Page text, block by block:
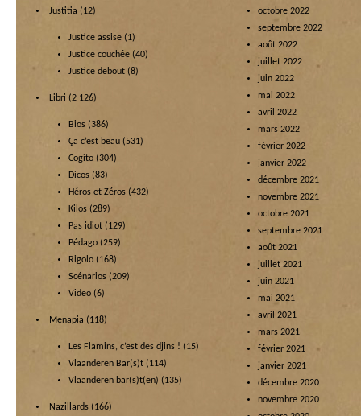
Justitia (12)
Justice assise (1)
Justice couchée (40)
Justice debout (8)
Libri (2 126)
Bios (386)
Ça c’est beau (531)
Cogito (304)
Dicos (83)
Héros et Zéros (432)
Kilos (289)
Pas idiot (129)
Pédago (259)
Rigolo (168)
Scénarios (209)
Video (6)
Menapia (118)
Les Flamins, c’est des djins ! (15)
Vlaanderen Bar(s)t (114)
Vlaanderen bar(s)t(en) (135)
Nazillards (166)
octobre 2022
septembre 2022
août 2022
juillet 2022
juin 2022
mai 2022
avril 2022
mars 2022
février 2022
janvier 2022
décembre 2021
novembre 2021
octobre 2021
septembre 2021
août 2021
juillet 2021
juin 2021
mai 2021
avril 2021
mars 2021
février 2021
janvier 2021
décembre 2020
novembre 2020